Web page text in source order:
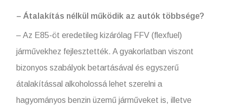
– Átalakítás nélkül működik az autók többsége?
– Az E85-öt eredetileg kizárólag FFV (flexfuel)
járművekhez fejlesztették. A gyakorlatban viszont
bizonyos szabályok betartásával és egyszerű
átalakítással alkoholossá lehet szerelni a
hagyományos benzin üzemű járműveket is, illetve